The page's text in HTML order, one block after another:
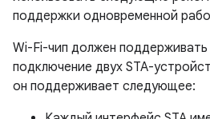
поддержки одновременной
Wi-Fi-чип должен
подключение двух STA-
он поддерживает следующее: